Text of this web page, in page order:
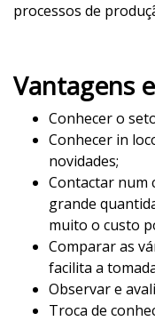
processos de
Vantagens
Conhecer o
Conhecer in
novidades;
Contactar num
grande
muito o custo
Comparar as
facilita a
Observar e
Troca de